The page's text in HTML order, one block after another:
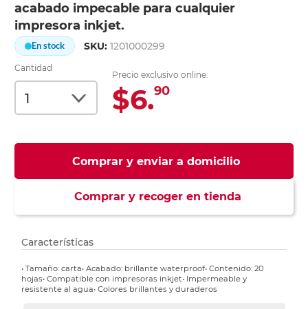
acabado impecable para cualquier
impresora inkjet.
En stock SKU:1201000299
Cantidad
Precio exclusivo online:
$6.90
Comprar y enviar a domicilio
Comprar y recoger en tienda
Características
• Tamaño: carta• Acabado: brillante waterproof• Contenido: 20
hojas• Compatible con impresoras inkjet• Impermeable y
resistente al agua• Colores brillantes y duraderos